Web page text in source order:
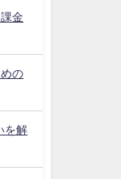
金
の
を解